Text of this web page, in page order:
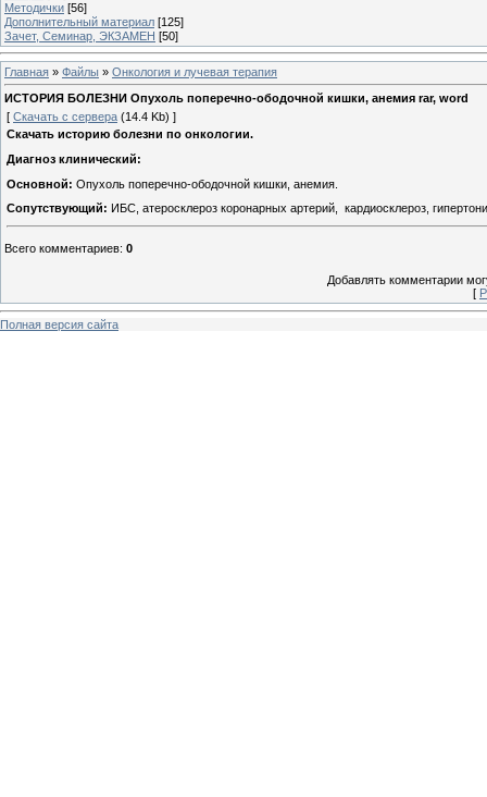
Методички [56]
Дополнительный материал [125]
Зачет, Семинар, ЭКЗАМЕН [50]
Главная » Файлы » Онкология и лучевая терапия
ИСТОРИЯ БОЛЕЗНИ Опухоль поперечно-ободочной кишки, анемия rar, word
[ Скачать с сервера (14.4 Kb) ]
Скачать историю болезни по онкологии.
Диагноз клинический:
Основной: Опухоль поперечно-ободочной кишки, анемия.
Сопутствующий: ИБС, атеросклероз коронарных артерий, кардиосклероз,
Всего комментариев: 0
Добавлять комментарии
[
Полная версия сайта